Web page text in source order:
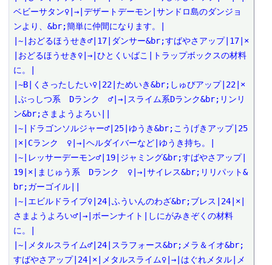
ベビーサタン♀|→|デザートデーモン|サンドロ島のダンジョ
ンより、&br;簡単に仲間になります。|
|~|おどるほうせき♂|17|ダンサー&br;すばやさアップ|17|×
|おどるほうせき♀|→|ひとくいばこ|トラップボックスの材料
に。|
|~B|くさったしたい♀|22|ためいき&br;しゅびアップ|22|×
|ぶっしつ系　Dランク　♂|→|スライム系Dランク&br;リンリ
ン&br;さまようよろい||
|~|ドラゴンソルジャー♂|25|ゆうき&br;こうげきアップ|25
|×|Cランク　♀|→|ヘルダイバーなど|ゆうき持ち。|
|~|レッサーデーモン♂|19|ジャミング&br;すばやさアップ|
19|×|まじゅう系　Dランク　♀|→|サイレス&br;リリパット&
br;ガーゴイル||
|~|エビルドライブ♀|24|ふういんのわざ&br;ブレス|24|×|
さまようよろい♂|→|ボーンナイト|しにがみきぞくの材料
に。|
|~|メタルスライム♂|24|スラフォース&br;メラ＆イオ&br;
すばやさアップ|24|×|メタルスライム♀|→|はぐれメタル|メ